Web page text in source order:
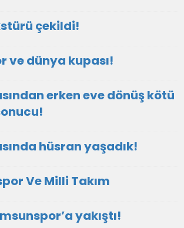
çekildi!
ve dünya kupası!
erken eve dönüş kötü
hüsran yaşadık!
Ve Milli Takım
yakıştı!